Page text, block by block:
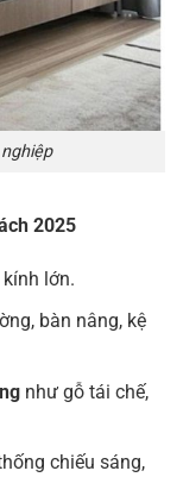
2025
lớn.
bàn nâng, kệ
như gỗ tái chế,
chiếu sáng,